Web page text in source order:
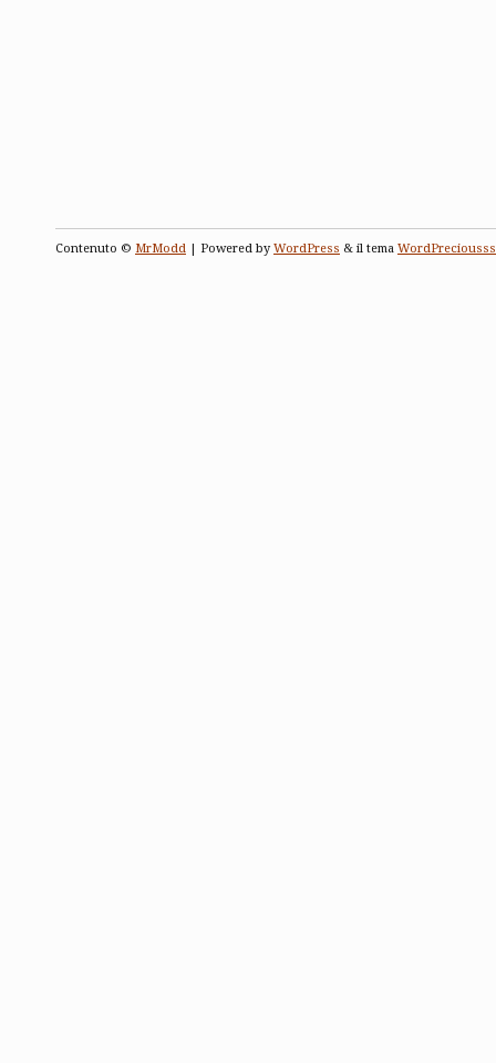
Contenuto © MrModd | Powered byWordPress & il tema WordPreciousss